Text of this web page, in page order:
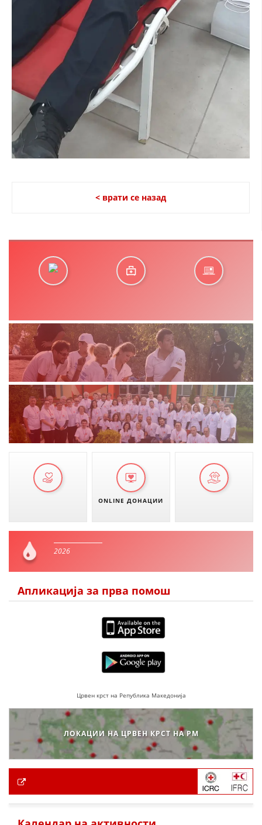
< врати се назад
ONLINE ДОНАЦИИ
2026
Апликација за прва помош
Црвен крст на Република Македонија
ЛОКАЦИИ НА ЦРВЕН КРСТ НА РМ